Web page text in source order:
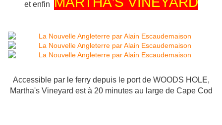
et enfin
Accessible par le ferry depuis le port de WOODS HOLE,
Martha's Vineyard est à 20 minutes au large de Cape Cod